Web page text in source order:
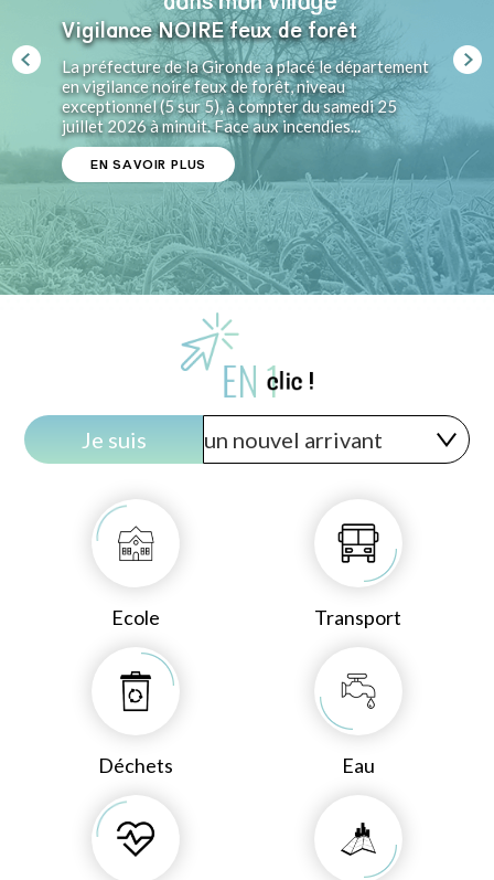
Vigilance NOIRE feux de forêt
La préfecture de la Gironde a placé le département
en vigilance noire feux de forêt, niveau
exceptionnel (5 sur 5), à compter du samedi 25
juillet 2026 à minuit. Face aux incendies...
EN SAVOIR PLUS
EN SAVOIR PLUS
EN SAVOIR PLUS
EN SAVOIR PLUS
EN SAVOIR PLUS
Je suis
Ecole Transport
Déchets Eau